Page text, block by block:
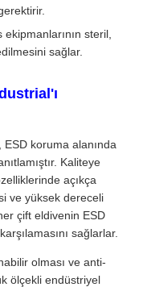
steril,
sağlar.
koruma alanında
Kaliteye
açıkça
ve yüksek dereceli
çift eldivenin ESD
sağlarlar.
olması ve anti-
ölçekli endüstriyel